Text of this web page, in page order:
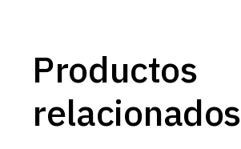
Productos
relacionados